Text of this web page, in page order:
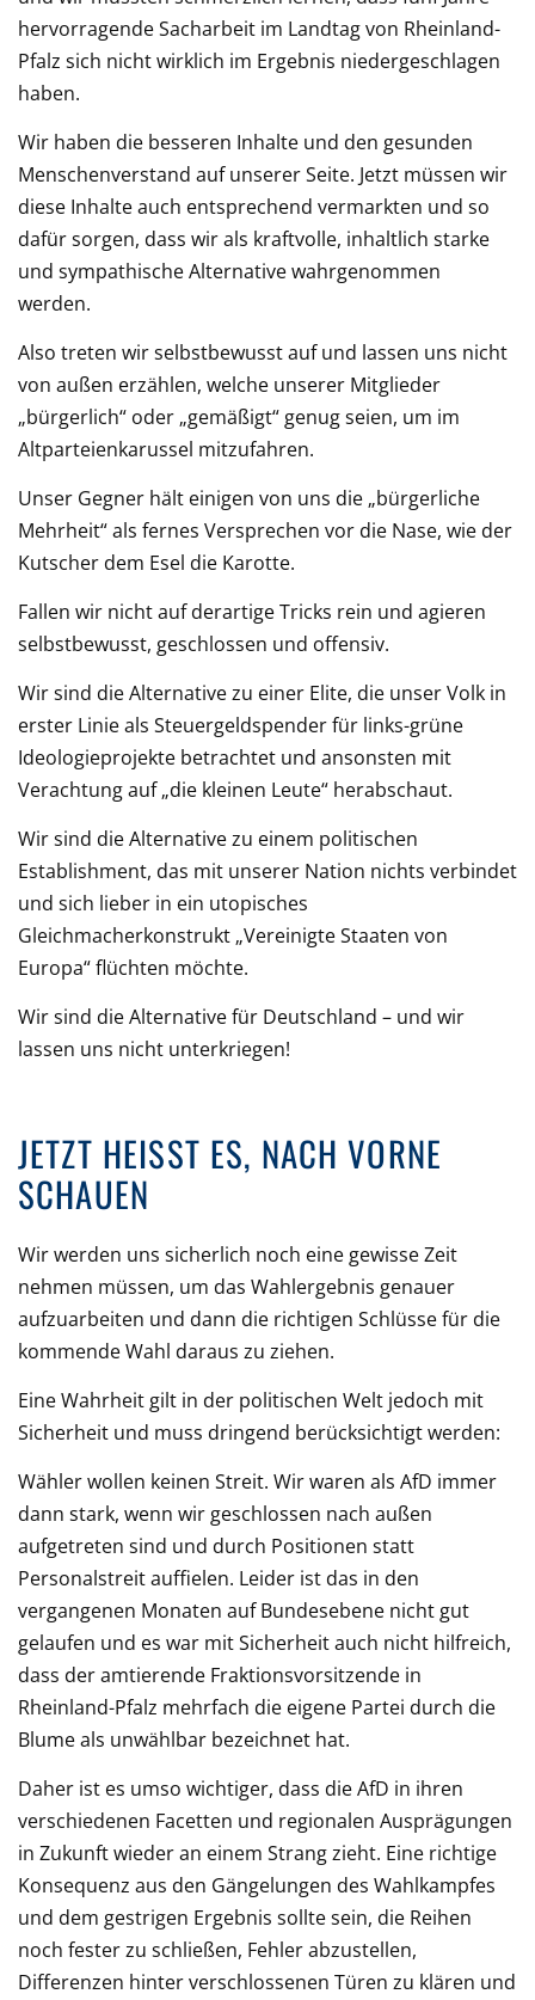
hervorragende Sacharbeit im Landtag von Rheinland-
Pfalz sich nicht wirklich im Ergebnis niedergeschlagen
haben.
Wir haben die besseren Inhalte und den gesunden
Menschenverstand auf unserer Seite. Jetzt müssen wir
diese Inhalte auch entsprechend vermarkten und so
dafür sorgen, dass wir als kraftvolle, inhaltlich starke
und sympathische Alternative wahrgenommen
werden.
Also treten wir selbstbewusst auf und lassen uns nicht
von außen erzählen, welche unserer Mitglieder
„bürgerlich“ oder „gemäßigt“ genug seien, um im
Altparteienkarussel mitzufahren.
Unser Gegner hält einigen von uns die „bürgerliche
Mehrheit“ als fernes Versprechen vor die Nase, wie der
Kutscher dem Esel die Karotte.
Fallen wir nicht auf derartige Tricks rein und agieren
selbstbewusst, geschlossen und offensiv.
Wir sind die Alternative zu einer Elite, die unser Volk in
erster Linie als Steuergeldspender für links-grüne
Ideologieprojekte betrachtet und ansonsten mit
Verachtung auf „die kleinen Leute“ herabschaut.
Wir sind die Alternative zu einem politischen
Establishment, das mit unserer Nation nichts verbindet
und sich lieber in ein utopisches
Gleichmacherkonstrukt „Vereinigte Staaten von
Europa“ flüchten möchte.
Wir sind die Alternative für Deutschland – und wir
lassen uns nicht unterkriegen!
JETZT HEISST ES, NACH VORNE S
CHAUEN
Wir werden uns sicherlich noch eine gewisse Zeit
nehmen müssen, um das Wahlergebnis genauer
aufzuarbeiten und dann die richtigen Schlüsse für die
kommende Wahl daraus zu ziehen.
Eine Wahrheit gilt in der politischen Welt jedoch mit
Sicherheit und muss dringend berücksichtigt werden:
Wähler wollen keinen Streit. Wir waren als AfD immer
dann stark, wenn wir geschlossen nach außen
aufgetreten sind und durch Positionen statt
Personalstreit auffielen. Leider ist das in den
vergangenen Monaten auf Bundesebene nicht gut
gelaufen und es war mit Sicherheit auch nicht hilfreich,
dass der amtierende Fraktionsvorsitzende in
Rheinland-Pfalz mehrfach die eigene Partei durch die
Blume als unwählbar bezeichnet hat.
Daher ist es umso wichtiger, dass die AfD in ihren
verschiedenen Facetten und regionalen Ausprägungen
in Zukunft wieder an einem Strang zieht. Eine richtige
Konsequenz aus den Gängelungen des Wahlkampfes
und dem gestrigen Ergebnis sollte sein, die Reihen
noch fester zu schließen, Fehler abzustellen,
Differenzen hinter verschlossenen Türen zu klären und